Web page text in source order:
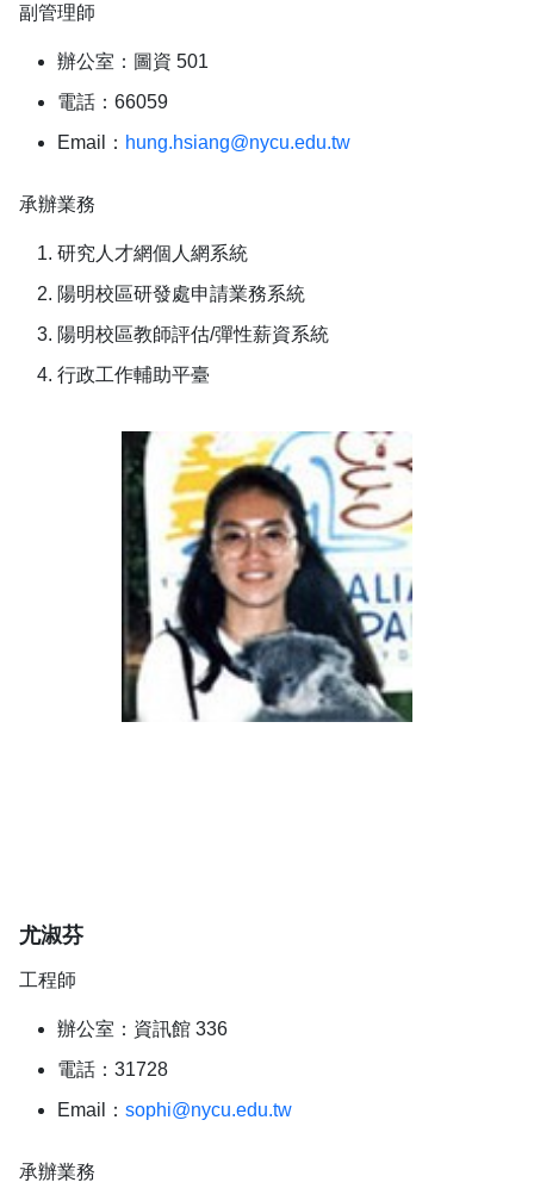
副管理師
辦公室：圖資 501
電話：66059
Email： hung.hsiang@nycu.edu.tw
承辦業務
研究人才網個人網系統
陽明校區研發處申請業務系統
陽明校區教師評估/彈性薪資系統
行政工作輔助平臺
尤淑芬
工程師
辦公室：資訊館 336
電話：31728
Email： sophi@nycu.edu.tw
承辦業務